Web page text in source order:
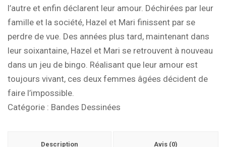
l’autre et enfin déclarent leur amour. Déchirées par leur
famille et la société, Hazel et Mari finissent par se
perdre de vue. Des années plus tard, maintenant dans
leur soixantaine, Hazel et Mari se retrouvent à nouveau
dans un jeu de bingo. Réalisant que leur amour est
toujours vivant, ces deux femmes âgées décident de
faire l’impossible.
Catégorie : Bandes Dessinées
Description Avis (0)